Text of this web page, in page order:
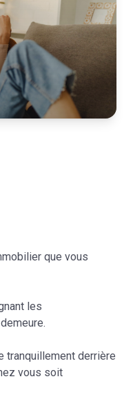
que vous
les
tranquillement derrière
vous soit